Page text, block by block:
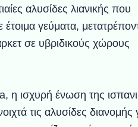
αλυσίδες λιανικής που
έτοιμα γεύματα,
σε υβριδικούς χώρους
η ισχυρή ένωση της
τις αλυσίδες διανομής
Ο αέρας του
τα μαλλιά
Ταξίδι στο
Διεθνής
Σταθμός: Ο
το παράθυρό
Μουσική από
Video:
καταιγίδα
Εντυπωσιακές
από
Abbey,Ταϊτή
Υποθαλάσσιο
στην
Η νέα
Αθήνας από το
που κάνει το
Ο Κομήτης του
φωτίσει τη Γη
κι απ' το
Συγκινητικό
λεοπάρδαλη
μωρό
Alesund: Μια
Νορβηγία που
Η γάτα και το